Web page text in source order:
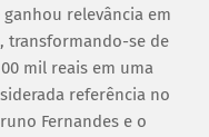
relevância em
transformando-se de
mil reais em uma
referência no
Fernandes e o